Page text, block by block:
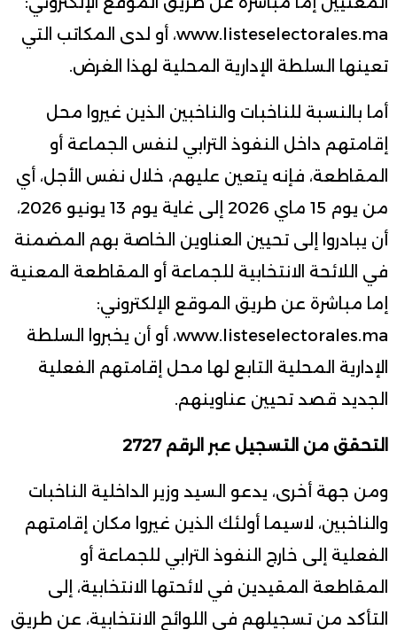
www.listeselectorales.ma، أو لدى المكاتب التي
تعينها السلطة الإدارية المحلية لهذا الغرض.
أما بالنسبة للناخبات والناخبين الذين غيروا محل
إقامتهم داخل النفوذ الترابي لنفس الجماعة أو
المقاطعة، فإنه يتعين عليهم، خلال نفس الأجل، أي
من يوم 15 ماي 2026 إلى غاية يوم 13 يونيو 2026،
أن يبادروا إلى تحيين العناوين الخاصة بهم المضمنة
في اللائحة الانتخابية للجماعة أو المقاطعة المعنية
إما مباشرة عن طريق الموقع الإلكتروني:
www.listeselectorales.ma، أو أن يخبروا السلطة
الإدارية المحلية التابع لها محل إقامتهم الفعلية
الجديد قصد تحيين عناوينهم.
التحقق من التسجيل عبر الرقم 2727
ومن جهة أخرى، يدعو السيد وزير الداخلية الناخبات
والناخبين، لاسيما أولئك الذين غيروا مكان إقامتهم
الفعلية إلى خارج النفوذ الترابي للجماعة أو
المقاطعة المقيدين في لائحتها الانتخابية، إلى
التأكد من تسجيلهم في اللوائح الانتخابية، عن طريق